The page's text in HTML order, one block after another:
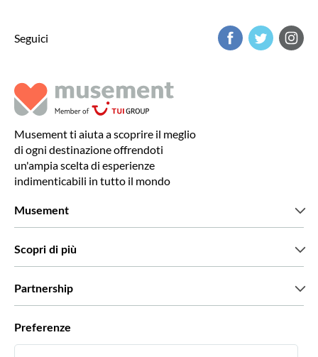
Seguici
Musement ti aiuta a scoprire il meglio
di ogni destinazione offrendoti
un'ampia scelta di esperienze
indimenticabili in tutto il mondo
Musement
Scopri di più
Partnership
Preferenze